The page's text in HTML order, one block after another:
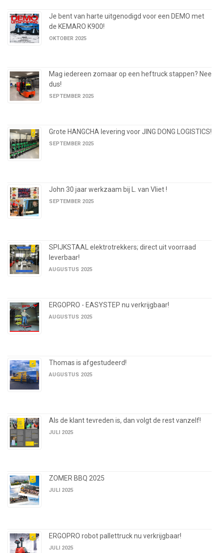
Je bent van harte uitgenodigd voor een DEMO met
de KEMARO K900!
OKTOBER 2025
Mag iedereen zomaar op een heftruck stappen? Nee
dus!
SEPTEMBER 2025
Grote HANGCHA levering voor JING DONG LOGISTICS!
SEPTEMBER 2025
John 30 jaar werkzaam bij L. van Vliet !
SEPTEMBER 2025
SPIJKSTAAL elektrotrekkers; direct uit voorraad
leverbaar!
AUGUSTUS 2025
ERGOPRO - EASYSTEP nu verkrijgbaar!
AUGUSTUS 2025
Thomas is afgestudeerd!
AUGUSTUS 2025
Als de klant tevreden is, dan volgt de rest vanzelf!
JULI 2025
ZOMER BBQ 2025
JULI 2025
ERGOPRO robot pallettruck nu verkrijgbaar!
JULI 2025